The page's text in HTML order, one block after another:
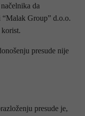
da
“Malak Group” d.o.o.
presude nije
presude je,